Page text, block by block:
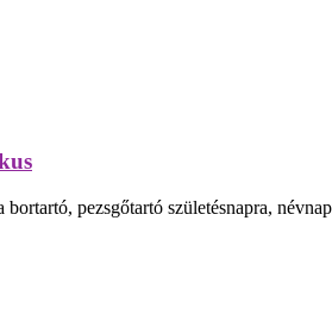
pezsgőtartó születésnapra,